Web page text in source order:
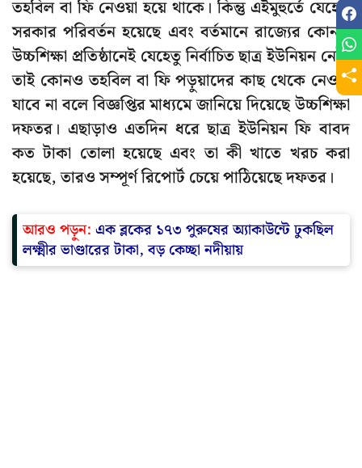
তহবিল বা ফি নেওয়া হয়ে থাকে। কিন্তু এইমুহুর্তে যেহেতু
সরকার পরিবর্তন হয়েছে এবং বর্তমানে রাজ্যের কোনও
উচ্চশিক্ষা প্রতিষ্ঠানেই যেহেতু নির্বাচিত ছাত্র ইউনিয়ন নেই,
তাই কোনও তহবিল বা ফি পড়ুয়াদের কাছ থেকে নেওয়া
যাবে না বলে বিজ্ঞপ্তির মাধ্যমে জানিয়ে দিয়েছে উচ্চশিক্ষা
দফতর। এছাড়াও এতদিন ধরে ছাত্র ইউনিয়ন ফি বাবদ
কত টাকা তোলা হয়েছে এবং তা কী খাতে খরচ করা
হয়েছে, তারও সম্পূর্ণ রিপোর্ট চেয়ে পাঠিয়েছে দফতর।
আরও পড়ুন: এক ব্লকের ১৭৩ পুরুষের অ্যাকাউন্টে ঢুকছিল
লক্ষ্মীর ভাণ্ডারের টাকা, বড় কেচ্ছা নদীয়ায়